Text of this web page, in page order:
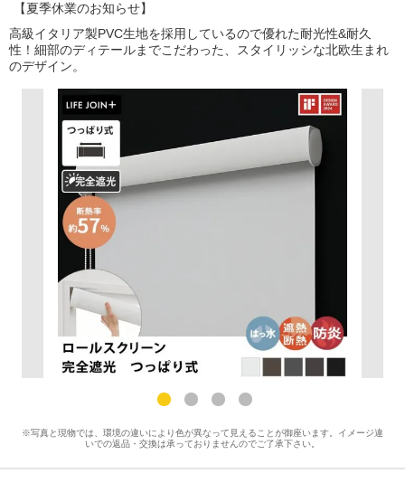
【夏季休業のお知らせ】
高級イタリア製PVC生地を採用しているので優れた耐光性&耐久
性！細部のディテールまでこだわった、スタイリッシな北欧生まれ
のデザイン。
※写真と現物では、環境の違いにより色が異なって見えることが御座います。イメージ違
いでの返品・交換は承っておりませんのでご了承下さい。